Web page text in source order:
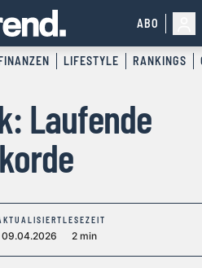
ABO
LIFESTYLE RANKINGS
Laufende
09.04.2026
LESEZEIT
2 min